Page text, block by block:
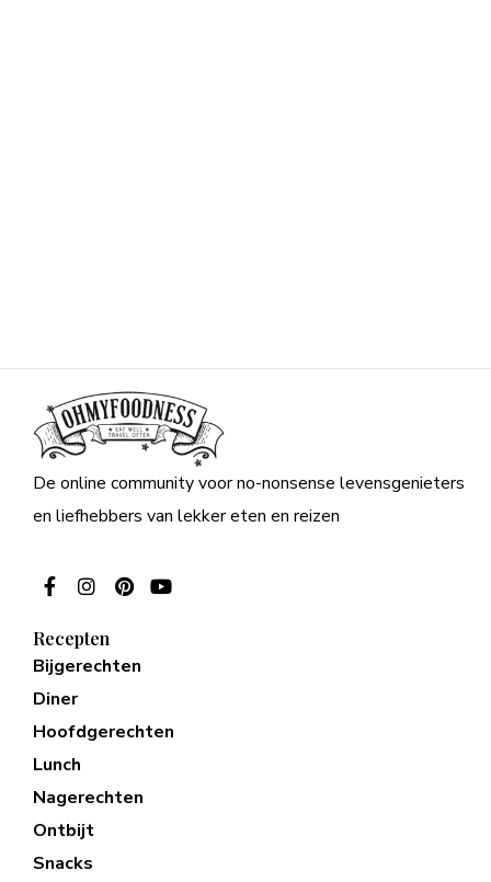
De online community voor no-nonsense levensgenieters
en liefhebbers van lekker eten en reizen
Recepten
Bijgerechten
Diner
Hoofdgerechten
Lunch
Nagerechten
Ontbijt
Snacks